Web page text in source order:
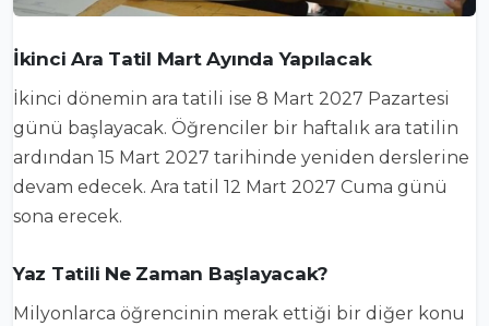
İkinci Ara Tatil Mart Ayında Yapılacak
İkinci dönemin ara tatili ise 8 Mart 2027 Pazartesi
günü başlayacak. Öğrenciler bir haftalık ara tatilin
ardından 15 Mart 2027 tarihinde yeniden derslerine
devam edecek. Ara tatil 12 Mart 2027 Cuma günü
sona erecek.
Yaz Tatili Ne Zaman Başlayacak?
Milyonlarca öğrencinin merak ettiği bir diğer konu